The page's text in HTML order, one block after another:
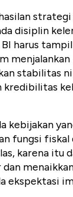
disiplin
harus
stabilitas
kredibilitas
kebijakan
fungsi
karena itu
dan
ekspektasi